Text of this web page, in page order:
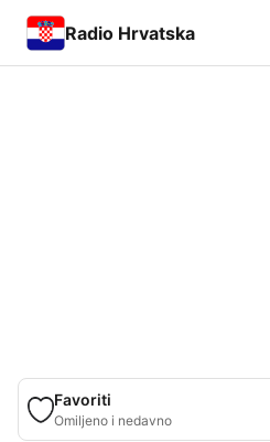
Radio Hrvatska
Favoriti
Omiljeno i nedavno